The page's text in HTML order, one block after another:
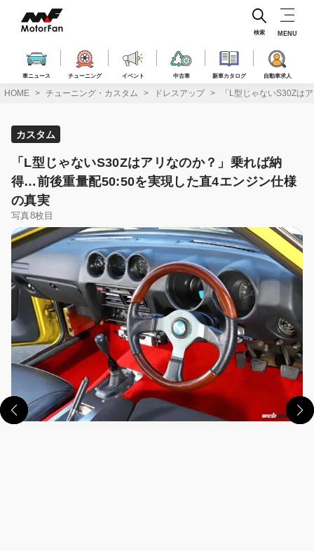
ス
車ニュース チューニング イベント 中古車 新車カタログ 自動車求人
検索 MENU
HOME チューニング・カスタム ドレスアップ 「L型じゃないS30Zは
カスタム
「L型じゃないS30Zはアリなのか？」乗れば納
得…前後重量配50:50を実現した直4エンジン仕様
の真実
写真8枚目